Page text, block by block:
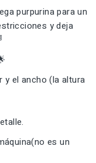
purpurina para un
y deja
el ancho (la altura
es un